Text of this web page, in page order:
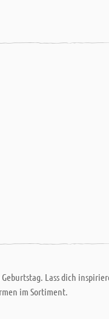
Lass dich
im Sortiment.